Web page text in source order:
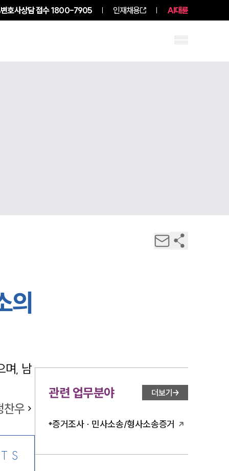
변호사상담 접수1800-7905 인재채용 AI대륜
의
며, 남
찬우
관련 업무분야 더보기
증거조사 · 민사소송/형사소송증거